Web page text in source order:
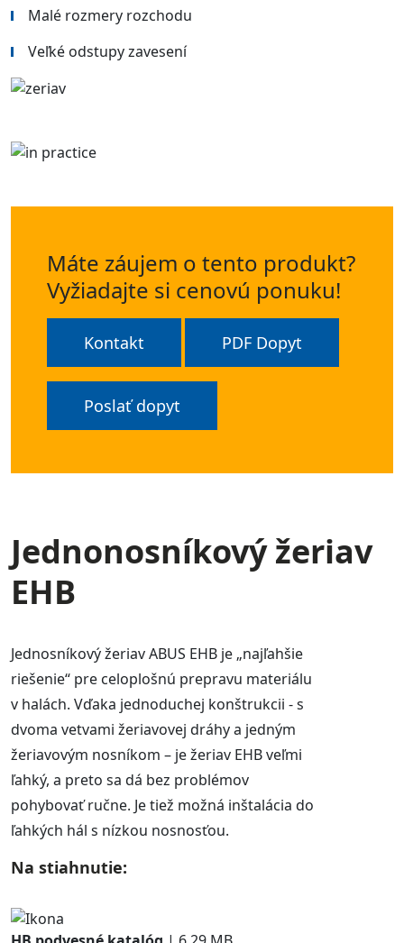
Malé rozmery rozchodu
Veľké odstupy zavesení
Máte záujem o tento produkt?
Vyžiadajte si cenovú ponuku!
Kontakt PDF Dopyt
Poslať dopyt
Jednonosníkový žeriav
EHB
Jednosníkový žeriav ABUS EHB je „najľahšie
riešenie“ pre celoplošnú prepravu materiálu
v halách. Vďaka jednoduchej konštrukcii - s
dvoma vetvami žeriavovej dráhy a jedným
žeriavovým nosníkom – je žeriav EHB veľmi
ľahký, a preto sa dá bez problémov
pohybovať ručne. Je tiež možná inštalácia do
ľahkých hál s nízkou nosnosťou.
Na stiahnutie: